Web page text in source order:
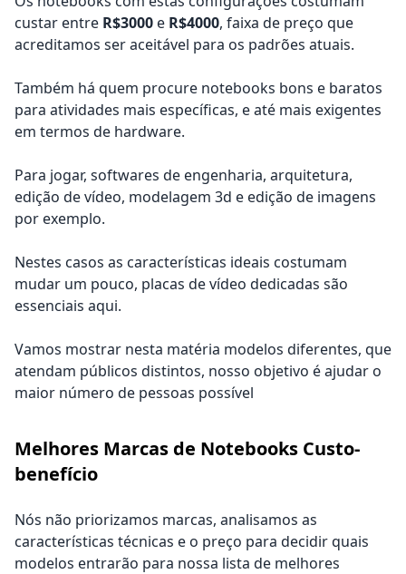
custar entre R$3000 e R$4000, faixa de preço que
acreditamos ser aceitável para os padrões atuais.
Também há quem procure notebooks bons e baratos
para atividades mais específicas, e até mais exigentes
em termos de hardware.
Para jogar, softwares de engenharia, arquitetura,
edição de vídeo, modelagem 3d e edição de imagens
por exemplo.
Nestes casos as características ideais costumam
mudar um pouco, placas de vídeo dedicadas são
essenciais aqui.
Vamos mostrar nesta matéria modelos diferentes, que
atendam públicos distintos, nosso objetivo é ajudar o
maior número de pessoas possível
Melhores Marcas de Notebooks Custo-
benefício
Nós não priorizamos marcas, analisamos as
características técnicas e o preço para decidir quais
modelos entrarão para nossa lista de melhores